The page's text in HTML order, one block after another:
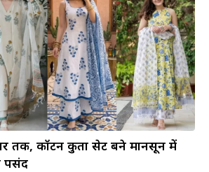
तक, कॉटन कुर्ता सेट बने मानसून में
पसंद